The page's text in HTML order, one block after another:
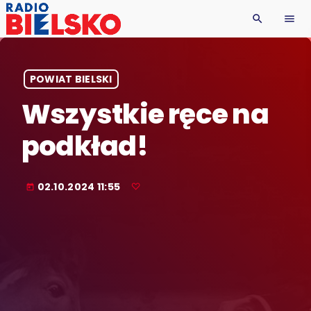
search menu
POWIAT BIELSKI
Wszystkie ręce na
podkład!
today 02.10.2024 11:55